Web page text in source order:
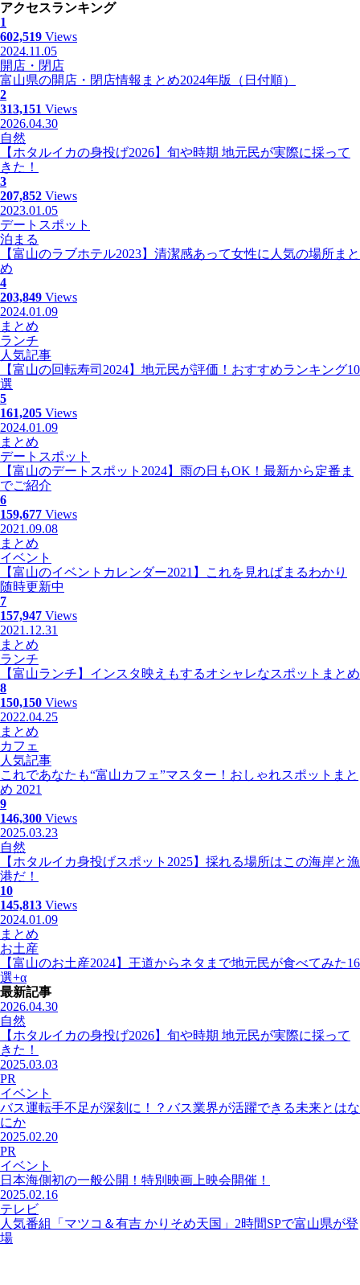
アクセスランキング
1
602,519 Views
2024.11.05
開店・閉店
富山県の開店・閉店情報まとめ2024年版（日付順）
2
313,151 Views
2026.04.30
自然
【ホタルイカの身投げ2026】旬や時期 地元民が実際に採って
きた！
3
207,852 Views
2023.01.05
デートスポット
泊まる
【富山のラブホテル2023】清潔感あって女性に人気の場所まと
め
4
203,849 Views
2024.01.09
まとめ
ランチ
人気記事
【富山の回転寿司2024】地元民が評価！おすすめランキング10
選
5
161,205 Views
2024.01.09
まとめ
デートスポット
【富山のデートスポット2024】雨の日もOK！最新から定番ま
でご紹介
6
159,677 Views
2021.09.08
まとめ
イベント
【富山のイベントカレンダー2021】これを見ればまるわかり
随時更新中
7
157,947 Views
2021.12.31
まとめ
ランチ
【富山ランチ】インスタ映えもするオシャレなスポットまとめ
8
150,150 Views
2022.04.25
まとめ
カフェ
人気記事
これであなたも“富山カフェ”マスター！おしゃれスポットまと
め 2021
9
146,300 Views
2025.03.23
自然
【ホタルイカ身投げスポット2025】採れる場所はこの海岸と漁
港だ！
10
145,813 Views
2024.01.09
まとめ
お土産
【富山のお土産2024】王道からネタまで地元民が食べてみた16
選+α
最新記事
2026.04.30
自然
【ホタルイカの身投げ2026】旬や時期 地元民が実際に採って
きた！
2025.03.03
PR
イベント
バス運転手不足が深刻に！？バス業界が活躍できる未来とはな
にか
2025.02.20
PR
イベント
日本海側初の一般公開！特別映画上映会開催！
2025.02.16
テレビ
人気番組「マツコ＆有吉 かりそめ天国」2時間SPで富山県が登
場